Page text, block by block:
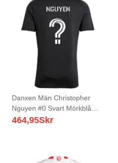
Danxen Män Christopher
Nguyen #0 Svart Mörkblå
Hemmatröja Matchtröjor
464,95Skr